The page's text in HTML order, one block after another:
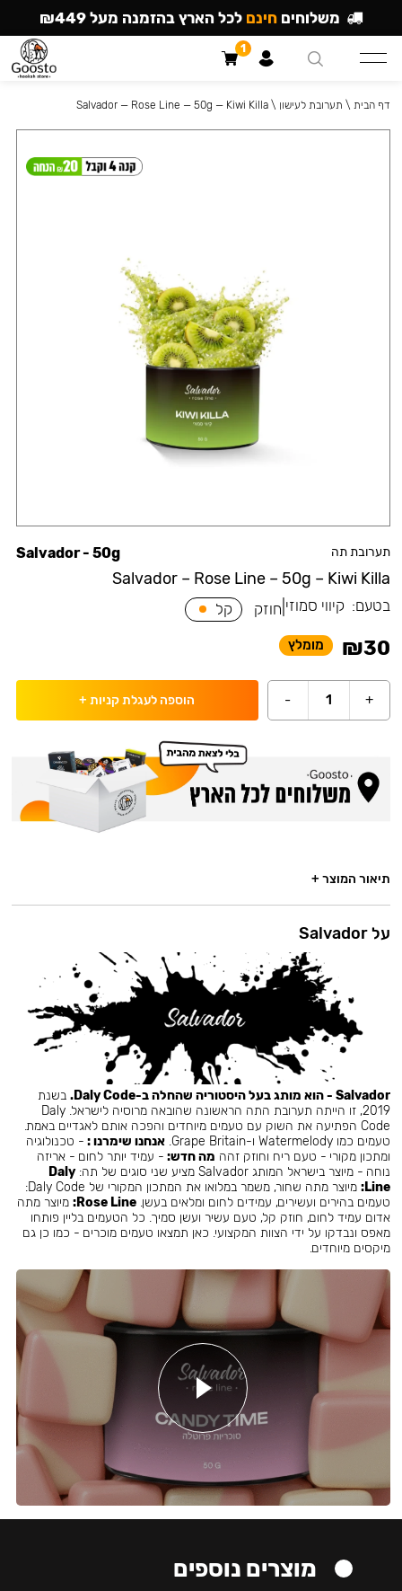
תערובת תה
Salvador – Rose Line – 50g – Kiwi Killa
Salvador - 50g
בטעם: קיווי סמוזי חוזק קל
₪30 מומלץ
+
1
- הוספה לעגלת קניות +
דף הבית \ תערובת לעישון \
Salvador — Rose Line — 50g — Kiwi Killa
תיאור המוצר +
על Salvador
Salvador - הוא מותג בעל היסטוריה שהחלה ב-Daly Code.
בשנת
2019, זו הייתה תערובת התה הראשונה שהובאה מרוסיה לישראל. Daly
Code הפתיעה את השוק עם טעמים מיוחדים והפכה אותם לאגדיים באמת.
טעמים כמו Watermelody ו-Grape Britain.
אנחנו שימרנו : - טכנולוגיה
ומתכון מקורי - טעם ריח וחוזק זהה מה חדש: - עמיד יותר לחום - אריזה
נוחה - מיוצר בישראל המותג Salvador מציע שני סוגים של תה:
Daly
Line:
מיוצר מתה שחור, משמר במלואו את המתכון המקורי של Daly Code:
טעמים בהירים ועשירים, עמידים לחום ומלאים בעשן.Rose Line: מיוצר מתה
אדום עמיד לחום, חוזק קל, טעם עשיר ועשן סמיך. כל הטעמים בליין פותחו
מאפס ונבדקו על ידי הצוות המקצועי. כאן תמצאו טעמים מוכרים - כמו כן גם
מיקסים מיוחדים.
מוצרים נוספים
משלוחים חינם לכל הארץ בהזמנה מעל ₪449
1